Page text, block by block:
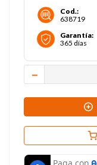
Cod.:
638719
Garantía:
365 días
－